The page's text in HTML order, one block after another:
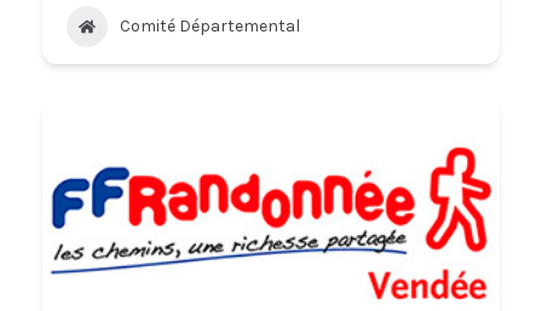
Comité Départemental